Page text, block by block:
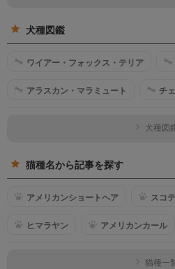
犬種図鑑
ワイアー・フォックス・テリア
アラスカン・マラミュート チ
犬種図
猫種名から記事を探す
アメリカンショートヘア スコ
ヒマラヤン アメリカンカール
猫種一